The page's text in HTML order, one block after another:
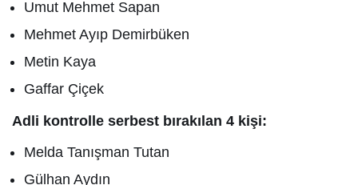
Umut Mehmet Sapan
Mehmet Ayıp Demirbüken
Metin Kaya
Gaffar Çiçek
Adli kontrolle serbest bırakılan 4 kişi:
Melda Tanışman Tutan
Gülhan Aydın